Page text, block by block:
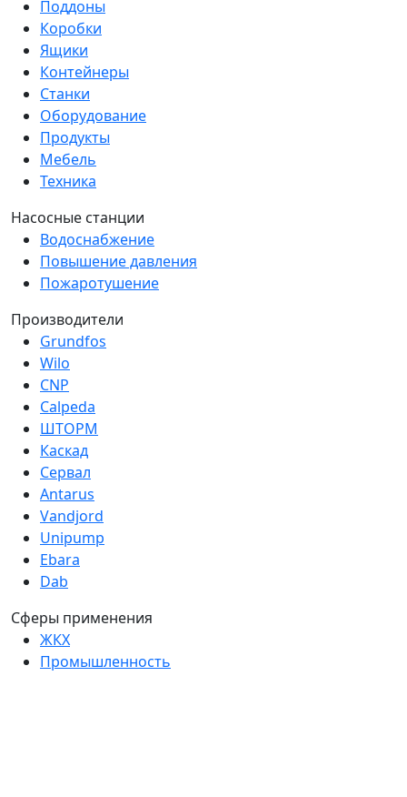
Поддоны
Коробки
Ящики
Контейнеры
Станки
Оборудование
Продукты
Мебель
Техника
Насосные станции
Водоснабжение
Повышение давления
Пожаротушение
Производители
Grundfos
Wilo
CNP
Calpeda
ШТОРМ
Каскад
Сервал
Antarus
Vandjord
Unipump
Ebara
Dab
Сферы применения
ЖКХ
Промышленность